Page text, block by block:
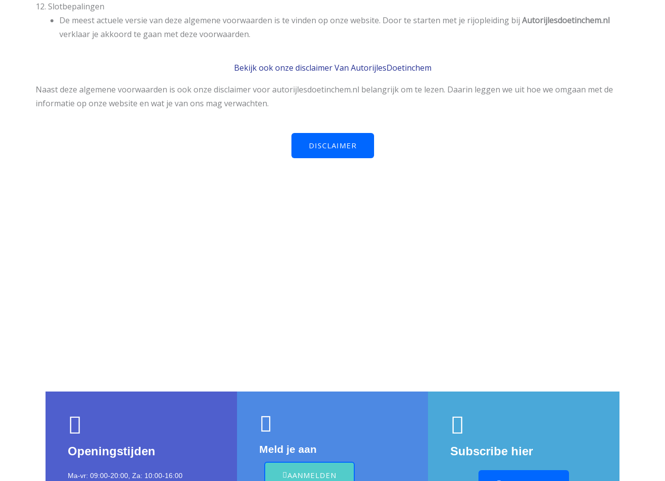
12. Slotbepalingen
De meest actuele versie van deze algemene voorwaarden is te vinden op onze website. Door te starten met je rijopleiding bij Autorijlesdoetinchem.nl
verklaar je akkoord te gaan met deze voorwaarden.
Bekijk ook onze disclaimer Van AutorijlesDoetinchem
Naast deze algemene voorwaarden is ook onze disclaimer voor autorijlesdoetinchem.nl belangrijk om te lezen. Daarin leggen we uit hoe we omgaan met de
informatie op onze website en wat je van ons mag verwachten.
DISCLAIMER
Openingstijden
Ma-vr: 09:00-20:00, Za: 10:00-16:00
Meld je aan
AANMELDEN
Subscribe hier